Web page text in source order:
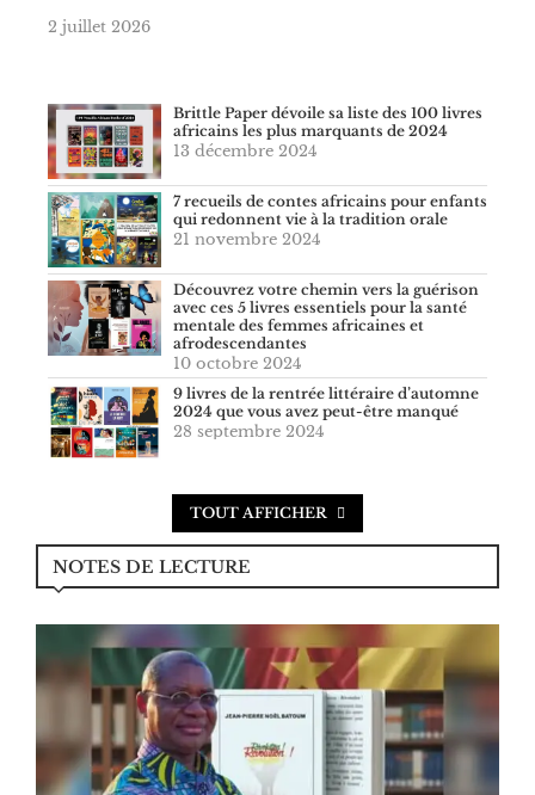
2 juillet 2026
Brittle Paper dévoile sa liste des 100 livres
africains les plus marquants de 2024
13 décembre 2024
7 recueils de contes africains pour enfants
qui redonnent vie à la tradition orale
21 novembre 2024
Découvrez votre chemin vers la guérison
avec ces 5 livres essentiels pour la santé
mentale des femmes africaines et
afrodescendantes
10 octobre 2024
9 livres de la rentrée littéraire d’automne
2024 que vous avez peut-être manqué
28 septembre 2024
TOUT AFFICHER
NOTES DE LECTURE